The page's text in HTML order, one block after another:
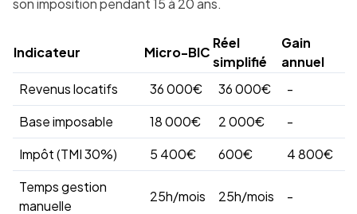
son imposition pendant 15 à 20 ans.
Indicateur Micro-BIC
Réel
simplifié
Gain
annuel
Revenus locatifs
36 000€ 36 000€
-
Base imposable
18 000€ 2 000€
-
Impôt (TMI 30%)
5 400€ 600€
4 800€
Temps gestion
manuelle
25h/mois 25h/mois -